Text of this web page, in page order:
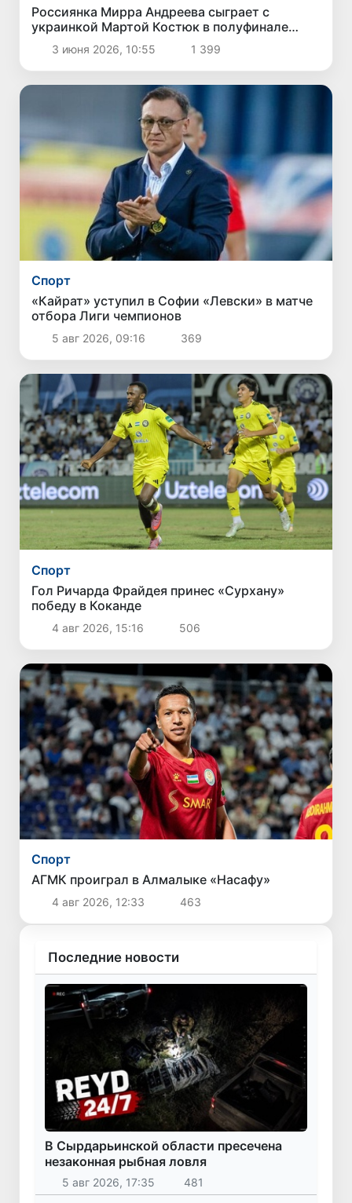
Россиянка Мирра Андреева сыграет с
украинкой Мартой Костюк в полуфинале
Rolland Garros
3 июня 2026, 10:55 1 399
Спорт
«Кайрат» уступил в Софии «Левски» в матче
отбора Лиги чемпионов
5 авг 2026, 09:16 369
Спорт
Гол Ричарда Фрайдея принес «Сурхану»
победу в Коканде
4 авг 2026, 15:16 506
Спорт
АГМК проиграл в Алмалыке «Насафу»
4 авг 2026, 12:33 463
Последние новости
В Сырдарьинской области пресечена
незаконная рыбная ловля
5 авг 2026, 17:35 481